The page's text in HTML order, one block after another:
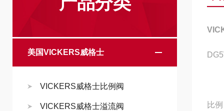
美国VICKERS威格士
VICKERS威格士比例阀
VICKERS威格士溢流阀
比